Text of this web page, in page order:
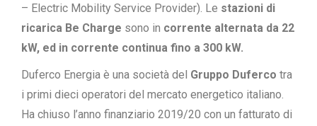
– Electric Mobility Service Provider). Le stazioni di
ricarica Be Charge sono in corrente alternata da 22
kW, ed in corrente continua fino a 300 kW.
Duferco Energia è una società del Gruppo Duferco tra
i primi dieci operatori del mercato energetico italiano.
Ha chiuso l’anno finanziario 2019/20 con un fatturato di